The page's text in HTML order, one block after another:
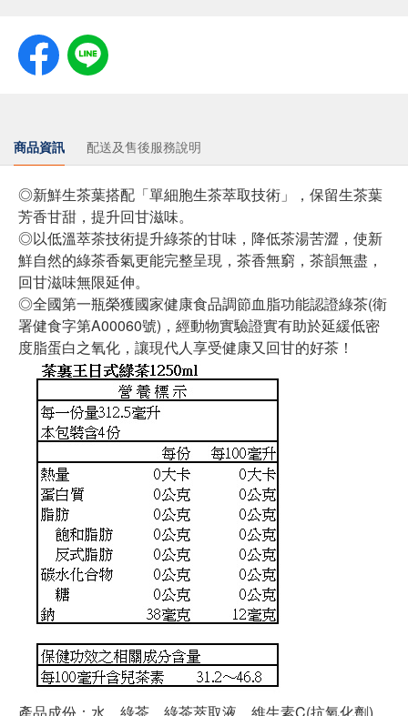
商品資訊 配送及售後服務說明
◎新鮮生茶葉搭配「單細胞生茶萃取技術」，保留生茶葉
芳香甘甜，提升回甘滋味。
◎以低溫萃茶技術提升綠茶的甘味，降低茶湯苦澀，使新
鮮自然的綠茶香氣更能完整呈現，茶香無窮，茶韻無盡，
回甘滋味無限延伸。
◎全國第一瓶榮獲國家健康食品調節血脂功能認證綠茶(衛
署健食字第A00060號)，經動物實驗證實有助於延緩低密
度脂蛋白之氧化，讓現代人享受健康又回甘的好茶！
產品成份：水、綠茶、綠茶萃取液、維生素C(抗氧化劑)、